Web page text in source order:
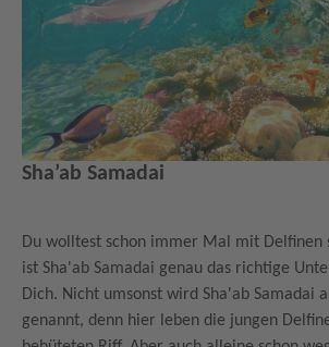
Sha’ab Samadai
Du wolltest schon immer Mal mit Delfinen
ist Sha'ab Samadai genau das richtige
Dich. Nicht umsonst wird Sha'ab Samadai
genannt, denn hier leben die jungen